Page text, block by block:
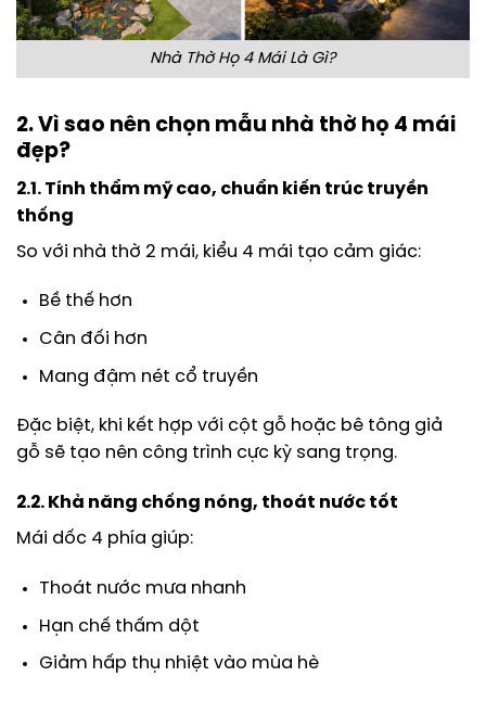
Nhà Thờ Họ 4 Mái Là Gì?
2. Vì sao nên chọn mẫu nhà thờ họ 4 mái
đẹp?
2.1. Tính thẩm mỹ cao, chuẩn kiến trúc truyền
thống
So với nhà thờ 2 mái, kiểu 4 mái tạo cảm giác:
Bề thế hơn
Cân đối hơn
Mang đậm nét cổ truyền
Đặc biệt, khi kết hợp với cột gỗ hoặc bê tông giả
gỗ sẽ tạo nên công trình cực kỳ sang trọng.
2.2. Khả năng chống nóng, thoát nước tốt
Mái dốc 4 phía giúp:
Thoát nước mưa nhanh
Hạn chế thấm dột
Giảm hấp thụ nhiệt vào mùa hè